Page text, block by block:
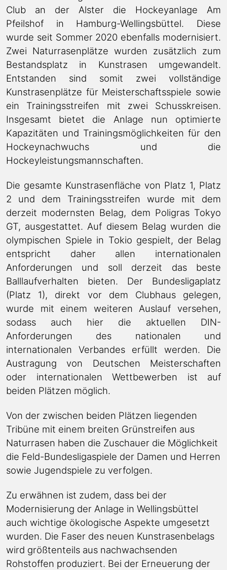
Club an der Alster die Hockeyanlage Am
Pfeilshof in Hamburg-Wellingsbüttel. Diese
wurde seit Sommer 2020 ebenfalls modernisiert.
Zwei Naturrasenplätze wurden zusätzlich zum
Bestandsplatz in Kunstrasen umgewandelt.
Entstanden sind somit zwei vollständige
Kunstrasenplätze für Meisterschaftsspiele sowie
ein Trainingsstreifen mit zwei Schusskreisen.
Insgesamt bietet die Anlage nun optimierte
Kapazitäten und Trainingsmöglichkeiten für den
Hockeynachwuchs und die
Hockeyleistungsmannschaften.
Die gesamte Kunstrasenfläche von Platz 1, Platz
2 und dem Trainingsstreifen wurde mit dem
derzeit modernsten Belag, dem Poligras Tokyo
GT, ausgestattet. Auf diesem Belag wurden die
olympischen Spiele in Tokio gespielt, der Belag
entspricht daher allen internationalen
Anforderungen und soll derzeit das beste
Balllaufverhalten bieten. Der Bundesligaplatz
(Platz 1), direkt vor dem Clubhaus gelegen,
wurde mit einem weiteren Auslauf versehen,
sodass auch hier die aktuellen DIN-
Anforderungen des nationalen und
internationalen Verbandes erfüllt werden. Die
Austragung von Deutschen Meisterschaften
oder internationalen Wettbewerben ist auf
beiden Plätzen möglich.
Von der zwischen beiden Plätzen liegenden
Tribüne mit einem breiten Grünstreifen aus
Naturrasen haben die Zuschauer die Möglichkeit
die Feld-Bundesligaspiele der Damen und Herren
sowie Jugendspiele zu verfolgen.
Zu erwähnen ist zudem, dass bei der
Modernisierung der Anlage in Wellingsbüttel
auch wichtige ökologische Aspekte umgesetzt
wurden. Die Faser des neuen Kunstrasenbelags
wird größtenteils aus nachwachsenden
Rohstoffen produziert. Bei der Erneuerung der